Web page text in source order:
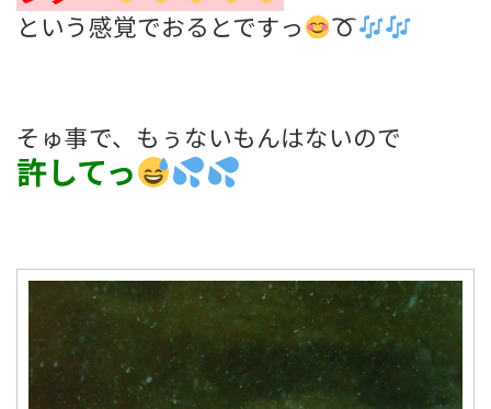
という感覚でおるとですっ
そゅ事で、もぅないもんはないので
許してっ